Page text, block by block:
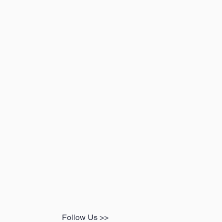
Follow Us >>